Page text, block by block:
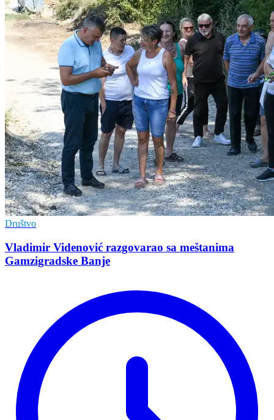
Društvo
Vladimir Vidеnović razgovarao sa mеštanima
Gamzigradskе Banjе